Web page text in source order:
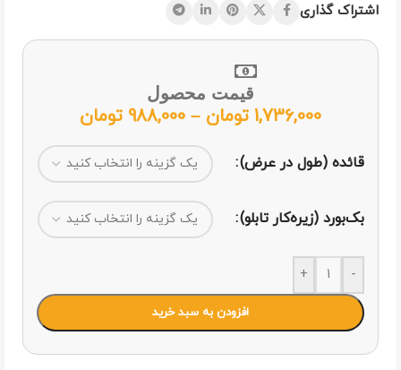
اشتراک گذاری
قیمت محصول
1,736,000 تومان –
988,000 تومان
قائده (طول در عرض)
بک‌بورد (زیره‌کار تابلو)
-
+
افزودن به سبد خرید